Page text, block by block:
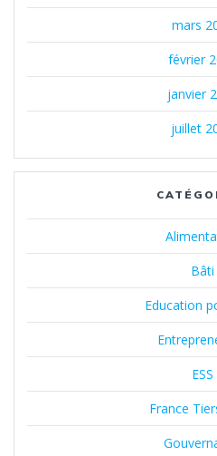
mars
février
janvier
juillet
Bâti
Education
ESS
France